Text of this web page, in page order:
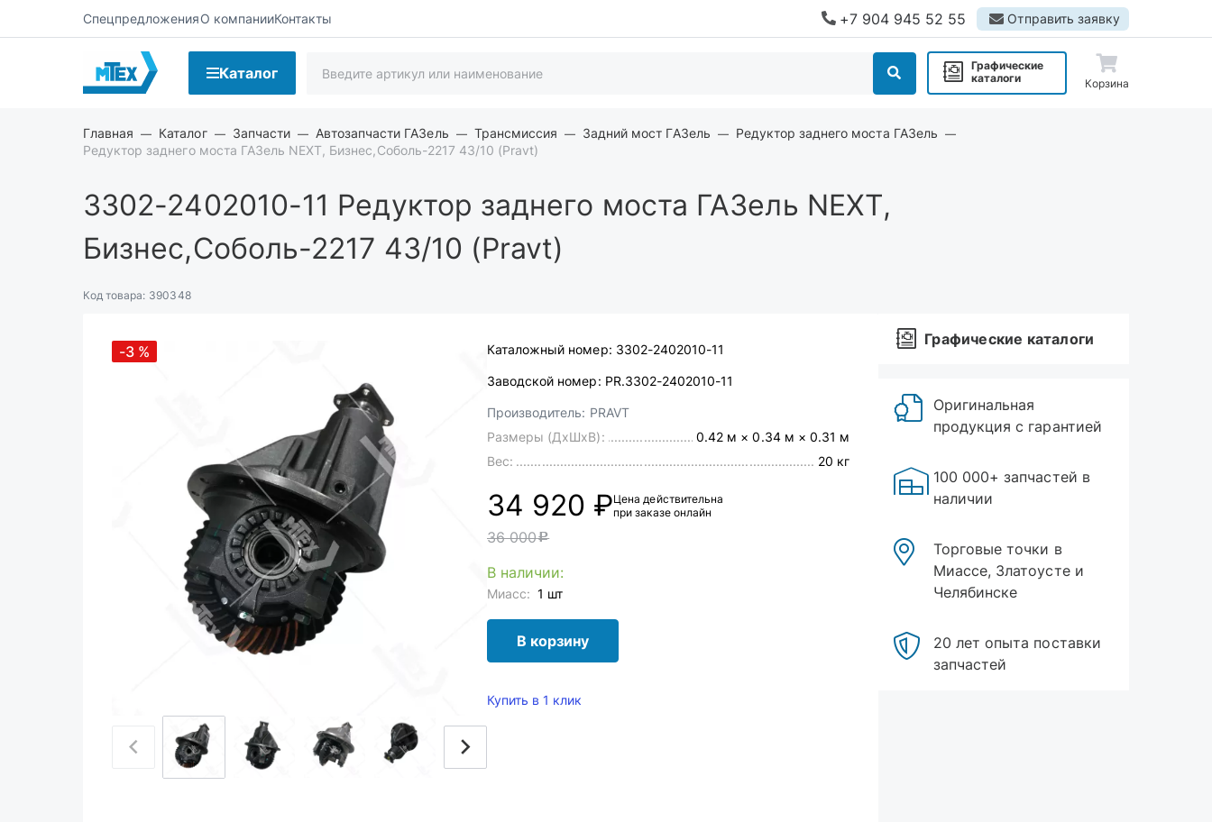
СпецпредложенияО компанииКонтакты +7 904 945 52 55 Отправить заявку
Каталог
Графические
каталоги
Корзина
Главная Каталог Запчасти Автозапчасти ГАЗель Трансмиссия Задний мост ГАЗель
Редуктор заднего моста ГАЗель
Редуктор заднего моста ГАЗель NEXT, Бизнес,Соболь-2217 43/10 (Pravt)
3302-2402010-11 Редуктор заднего моста ГАЗель NEXT,
Бизнес,Соболь-2217 43/10 (Pravt)
Код товара: 390348
-3 % Каталожный номер: 3302-2402010-11
Заводской номер: PR.3302-2402010-11
Производитель: PRAVT
Размеры (ДхШхВ):
0.42 м × 0.34 м × 0.31 м
Вес:
20 кг
34 920 ₽Цена действительна
при заказе онлайн
36 000c
В наличии:
Миасс: 1 шт
В корзину
Купить в 1 клик
Графические каталоги
Оригинальная
продукция с гарантией
100 000+ запчастей в
наличии
Торговые точки в
Миассе, Златоусте и
Челябинске
20 лет опыта поставки
запчастей